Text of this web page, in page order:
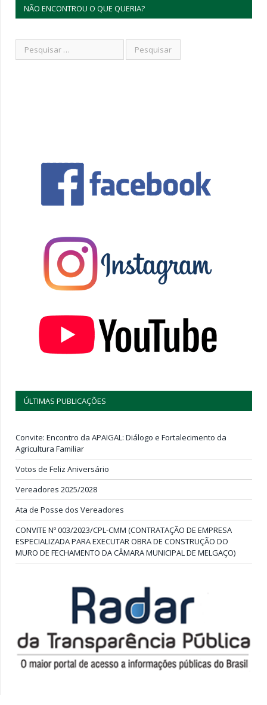
NÃO ENCONTROU O QUE QUERIA?
ÚLTIMAS PUBLICAÇÕES
Convite: Encontro da APAIGAL: Diálogo e Fortalecimento da
Agricultura Familiar
Votos de Feliz Aniversário
Vereadores 2025/2028
Ata de Posse dos Vereadores
CONVITE Nº 003/2023/CPL-CMM (CONTRATAÇÃO DE EMPRESA
ESPECIALIZADA PARA EXECUTAR OBRA DE CONSTRUÇÃO DO
MURO DE FECHAMENTO DA CÂMARA MUNICIPAL DE MELGAÇO)